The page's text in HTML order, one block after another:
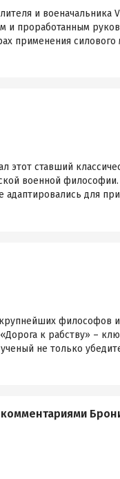
и военачальника
и проработанным
применения
этот ставший
военной
для
философов
к рабству» –
не только